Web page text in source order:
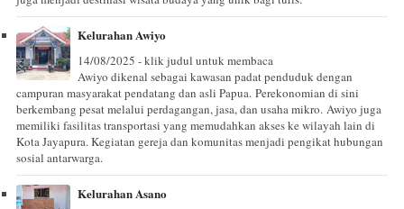
Kelurahan Awiyo
14/08/2025 - klik judul untuk membaca
Awiyo dikenal sebagai kawasan padat penduduk dengan
campuran masyarakat pendatang dan asli Papua. Perekonomian di sini
berkembang pesat melalui perdagangan, jasa, dan usaha mikro. Awiyo juga
memiliki fasilitas transportasi yang memudahkan akses ke wilayah lain di
Kota Jayapura. Kegiatan gereja dan komunitas menjadi pengikat hubungan
sosial antarwarga.
Kelurahan Asano